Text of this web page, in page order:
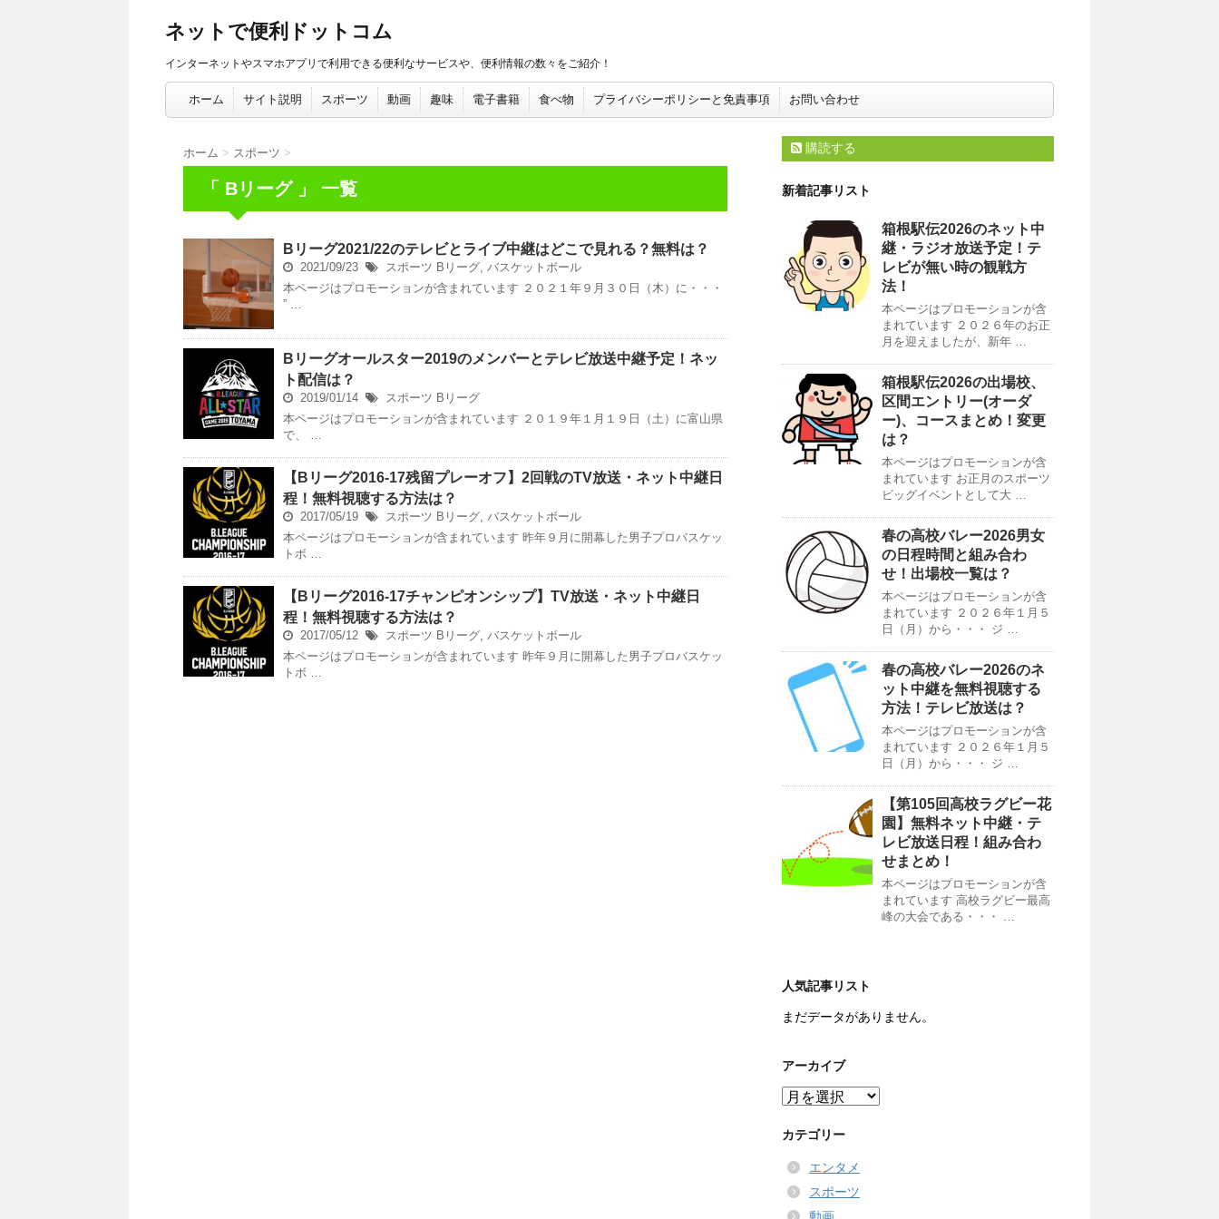
ネットで便利ドットコム
インターネットやスマホアプリで利用できる便利なサービスや、便利情報の数々をご紹介！
ホーム サイト説明 スポーツ 動画 趣味 電子書籍 食べ物 プライバシーポリシーと免責事項 お問い合わせ
ホーム > スポーツ >
「 Bリーグ 」 一覧
Bリーグ2021/22のテレビとライブ中継はどこで見れる？無料は？
2021/09/23 スポーツ Bリーグ, バスケットボール
本ページはプロモーションが含まれています ２０２１年９月３０日（木）に・・・
” …
Bリーグオールスター2019のメンバーとテレビ放送中継予定！ネッ
ト配信は？
2019/01/14 スポーツ Bリーグ
本ページはプロモーションが含まれています ２０１９年１月１９日（土）に富山県
で、 …
【Bリーグ2016-17残留プレーオフ】2回戦のTV放送・ネット中継日
程！無料視聴する方法は？
2017/05/19 スポーツ Bリーグ, バスケットボール
本ページはプロモーションが含まれています 昨年９月に開幕した男子プロバスケッ
トボ …
【Bリーグ2016-17チャンピオンシップ】TV放送・ネット中継日
程！無料視聴する方法は？
2017/05/12 スポーツ Bリーグ, バスケットボール
本ページはプロモーションが含まれています 昨年９月に開幕した男子プロバスケッ
トボ …
購読する
新着記事リスト
箱根駅伝2026のネット中
継・ラジオ放送予定！テ
レビが無い時の観戦方
法！
本ページはプロモーションが含
まれています ２０２６年のお正
月を迎えましたが、新年 …
箱根駅伝2026の出場校、
区間エントリー(オーダ
ー)、コースまとめ！変更
は？
本ページはプロモーションが含
まれています お正月のスポーツ
ビッグイベントとして大 …
春の高校バレー2026男女
の日程時間と組み合わ
せ！出場校一覧は？
本ページはプロモーションが含
まれています ２０２６年１月５
日（月）から・・・ ジ …
春の高校バレー2026のネ
ット中継を無料視聴する
方法！テレビ放送は？
本ページはプロモーションが含
まれています ２０２６年１月５
日（月）から・・・ ジ …
【第105回高校ラグビー花
園】無料ネット中継・テ
レビ放送日程！組み合わ
せまとめ！
本ページはプロモーションが含
まれています 高校ラグビー最高
峰の大会である・・・ …
人気記事リスト
まだデータがありません。
アーカイブ
ア
カ
ブ
カテゴリー
エンタメ
スポーツ